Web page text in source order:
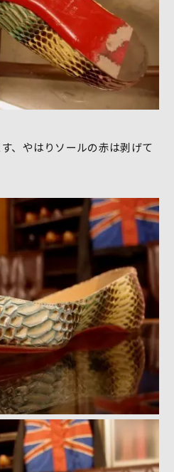
、やはりソールの赤は剥げて